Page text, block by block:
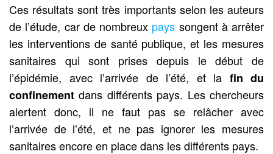
Ces résultats sont très importants selon les auteurs
de l’étude, car de nombreux pays songent à arrêter
les interventions de santé publique, et les mesures
sanitaires qui sont prises depuis le début de
l’épidémie, avec l’arrivée de l’été, et la fin du
confinement dans différents pays. Les chercheurs
alertent donc, il ne faut pas se relâcher avec
l’arrivée de l’été, et ne pas ignorer les mesures
sanitaires encore en place dans les différents pays.